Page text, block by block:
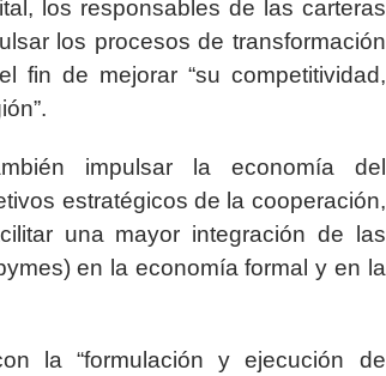
los responsables de las carteras
los procesos de transformación
fin de mejorar “su competitividad,
impulsar la economía del
estratégicos de la cooperación,
una mayor integración de las
en la economía formal y en la
la “formulación y ejecución de